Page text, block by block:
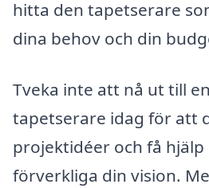
hitta den tapetserare
dina behov och din
Tveka inte att nå ut till
tapetserare idag för att
projektidéer och få
förverkliga din vision.